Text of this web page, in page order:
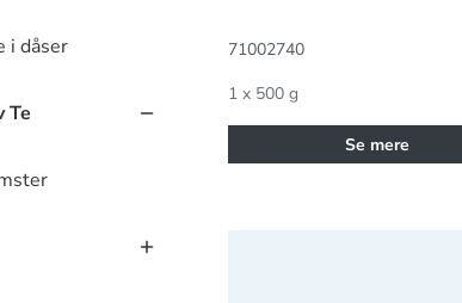
i dåser
Te
71002740
1 x 500 g
Se mere